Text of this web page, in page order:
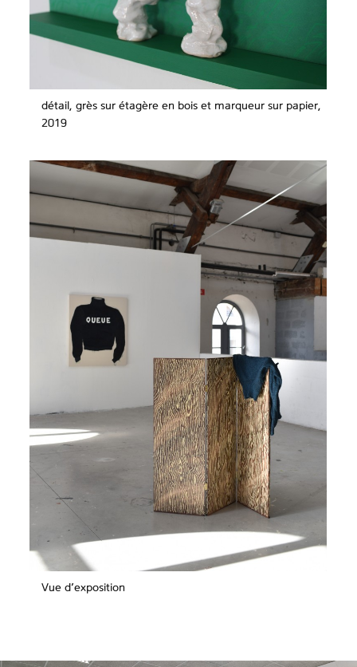
détail, grès sur étagère en bois et marqueur sur papier,
2019
Vue d'exposition